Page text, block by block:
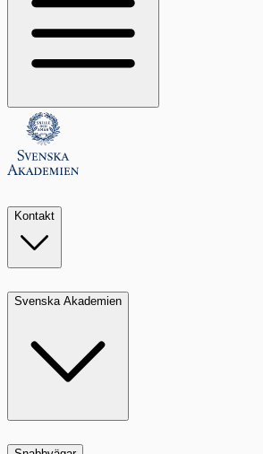
Kontakt
Svenska Akademien